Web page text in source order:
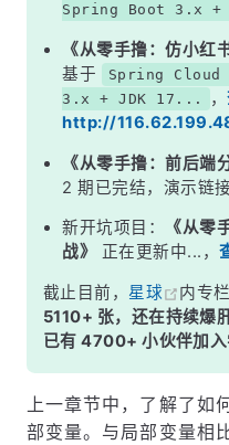
Spring Boot 3.x +
《从零手撸：仿小红
基于
Spring
3.x + JDK 17...
，
http://
《从零手撸：前后端
2 期已完结，演示链
新开坑项目：
《从零
战》
正在更新中...，
截止目前， 星球 内专栏
5110+ 张，还在持续爆
已有 4700+ 小伙伴加入
上一章节中，了解了如
部变量。与局部变量相